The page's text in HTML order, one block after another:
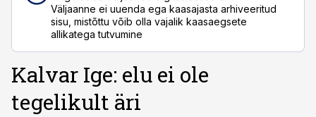
Väljaanne ei uuenda ega kaasajasta arhiveeritud
sisu, mistõttu võib olla vajalik kaasaegsete
allikatega tutvumine
Kalvar Ige: elu ei ole
tegelikult äri